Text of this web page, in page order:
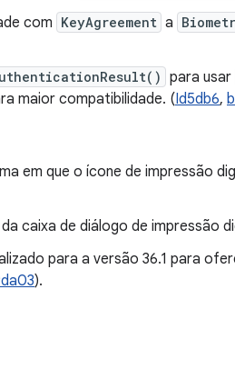
com KeyAgreement a
para usar
maior compatibilidade. (Id5db6,
em que o ícone de impressão
caixa de diálogo de impressão
para a versão 36.1 para
).